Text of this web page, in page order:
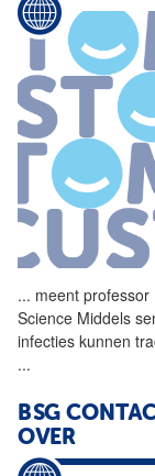
... meent professor
Science Middels
infecties kunnen
...
BSG
OVER